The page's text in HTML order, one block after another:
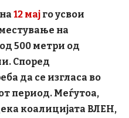
12 мaj го усвои
на
500 метри од
Според
да се изгласа во
период. Меѓутоа,
коалицијата ВЛЕН,